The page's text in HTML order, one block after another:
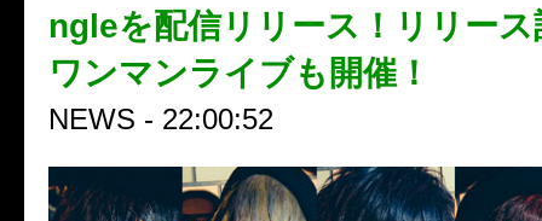
ngleを配信リリース！リリース
ワンマンライブも開催！
NEWS - 22:00:52